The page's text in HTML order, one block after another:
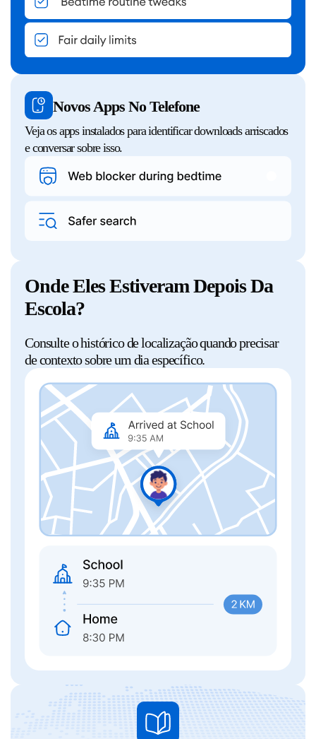
Novos Apps No Telefone
Veja os apps instalados para identificar downloads arriscados
e conversar sobre isso.
Onde Eles Estiveram Depois Da
Escola?
Consulte o histórico de localização quando precisar
de contexto sobre um dia específico.